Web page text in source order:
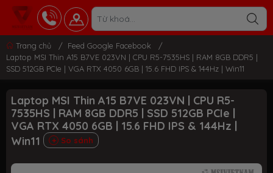
Trang chủ / Feed Google Facebook
/
Laptop MSI Thin A15 B7VE 023VN | CPU R5-7535HS | RAM 8GB DDR5 |
SSD 512GB PCIe | VGA RTX 4050 6GB | 15.6 FHD IPS & 144Hz | Win11
Laptop MSI Thin A15 B7VE 023VN | CPU R5-
7535HS | RAM 8GB DDR5 | SSD 512GB PCIe |
VGA RTX 4050 6GB | 15.6 FHD IPS & 144Hz |
Win11
So sánh